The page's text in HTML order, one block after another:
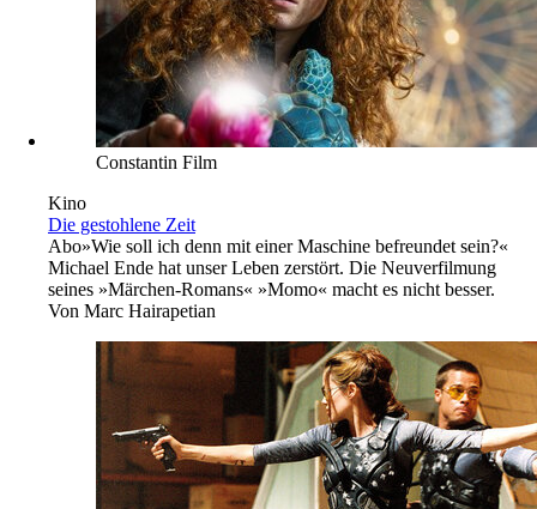
Constantin Film
Kino
Die gestohlene Zeit
Abo»Wie soll ich denn mit einer Maschine befreundet sein?«
Michael Ende hat unser Leben zerstört. Die Neuverfilmung
seines »Märchen-Romans« »Momo« macht es nicht besser.
Von Marc Hairapetian